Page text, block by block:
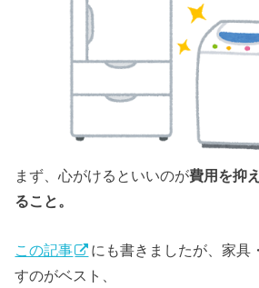
まず、心がけるといいのが費用を抑
ること。
この記事
にも書きましたが、家具
すのがベスト、